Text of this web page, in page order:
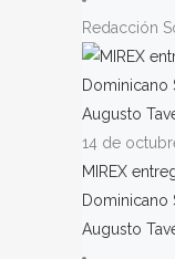
Redacción
14 de
MIREX
Dominicano
Augusto